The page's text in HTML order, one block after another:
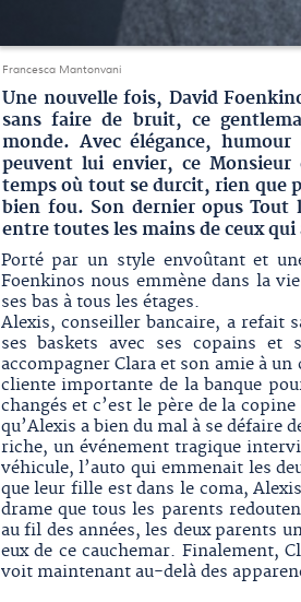
Francesca Mantonvani
Une nouvelle fois, David
sans faire de bruit, ce
monde. Avec élégance,
peuvent lui envier, ce
temps où tout se durcit, rien que
bien fou. Son dernier opus
entre toutes les mains de ceux
Porté par un style envoûtant et
Foenkinos nous emmène dans la
ses bas à tous les étages.
Alexis, conseiller bancaire, a refait
ses baskets avec ses copains et
accompagner Clara et son amie à
cliente importante de la banque
changés et c’est le père de la
qu’Alexis a bien du mal à se défaire
riche, un événement tragique
véhicule, l’auto qui emmenait les
que leur fille est dans le coma,
drame que tous les parents
au fil des années, les deux parents
eux de ce cauchemar. Finalement,
voit maintenant au-delà des